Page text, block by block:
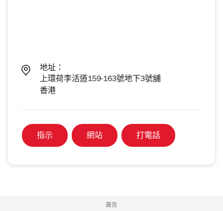
地址：
上環荷李活道159-163號地下3號舖
香港
指示 網站 打電話
廣告